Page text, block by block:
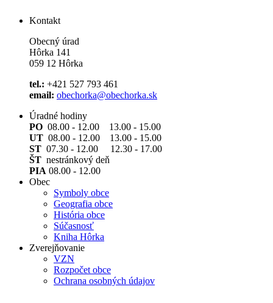
Kontakt
Obecný úrad
Hôrka 141
059 12 Hôrka
tel.: +421 527 793 461
email: obechorka@obechorka.sk
Úradné hodiny
PO 08.00 - 12.00 13.00 - 15.00
UT 08.00 - 12.00 13.00 - 15.00
ST 07.30 - 12.00 12.30 - 17.00
ŠT nestránkový deň
PIA 08.00 - 12.00
Obec
Symboly obce
Geografia obce
História obce
Súčasnosť
Kniha Hôrka
Zverejňovanie
VZN
Rozpočet obce
Ochrana osobných údajov